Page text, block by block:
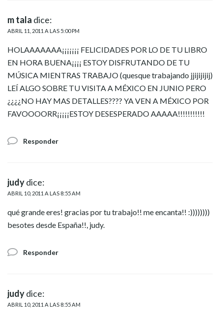
m tala dice:
ABRIL 11, 2011 A LAS 5:00 PM
HOLAAAAAAA¡¡¡¡¡¡¡ FELICIDADES POR LO DE TU LIBRO
EN HORA BUENA¡¡¡¡ ESTOY DISFRUTANDO DE TU
MÚSICA MIENTRAS TRABAJO (quesque trabajando jjijijijij)
LEÍ ALGO SOBRE TU VISITA A MÉXICO EN JUNIO PERO
¿¿¿¿NO HAY MAS DETALLES???? YA VEN A MÉXICO POR
FAVOOOORR¡¡¡¡¡ESTOY DESESPERADO AAAAA!!!!!!!!!!!
Responder
judydice:
ABRIL 10, 2011 A LAS 8:55 AM
qué grande eres! gracias por tu trabajo!! me encanta!! :))))))))
besotes desde España!!, judy.
Responder
judydice:
ABRIL 10, 2011 A LAS 8:55 AM